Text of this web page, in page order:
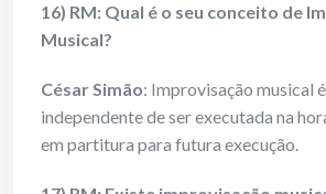
16) RM: Qual é o seu conceito de
Musical?
César Simão: Improvisação musical
independente de ser executada na
em partitura para futura execução.